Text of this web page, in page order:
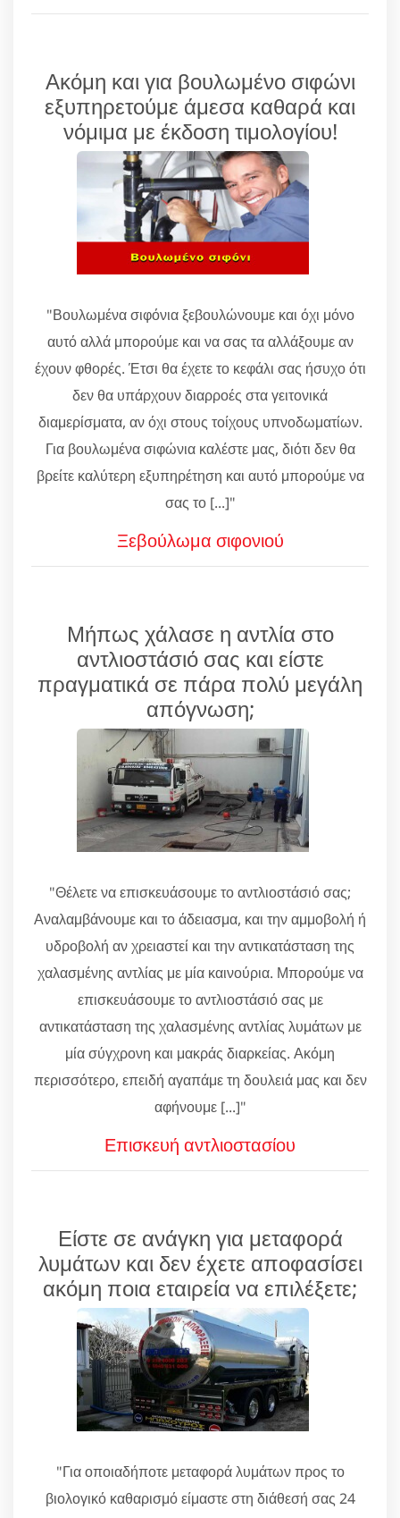
Ακόμη και για βουλωμένο σιφώνι
εξυπηρετούμε άμεσα καθαρά και
νόμιμα με έκδοση τιμολογίου!
"Βουλωμένα σιφόνια ξεβουλώνουμε και όχι μόνο
αυτό αλλά μπορούμε και να σας τα αλλάξουμε αν
έχουν φθορές. Έτσι θα έχετε το κεφάλι σας ήσυχο ότι
δεν θα υπάρχουν διαρροές στα γειτονικά
διαμερίσματα, αν όχι στους τοίχους υπνοδωματίων.
Για βουλωμένα σιφώνια καλέστε μας, διότι δεν θα
βρείτε καλύτερη εξυπηρέτηση και αυτό μπορούμε να
σας το [...]"
Ξεβούλωμα σιφονιού
Μήπως χάλασε η αντλία στο
αντλιοστάσιό σας και είστε
πραγματικά σε πάρα πολύ μεγάλη
απόγνωση;
"Θέλετε να επισκευάσουμε το αντλιοστάσιό σας;
Αναλαμβάνουμε και το άδειασμα, και την αμμοβολή ή
υδροβολή αν χρειαστεί και την αντικατάσταση της
χαλασμένης αντλίας με μία καινούρια. Μπορούμε να
επισκευάσουμε το αντλιοστάσιό σας με
αντικατάσταση της χαλασμένης αντλίας λυμάτων με
μία σύγχρονη και μακράς διαρκείας. Ακόμη
περισσότερο, επειδή αγαπάμε τη δουλειά μας και δεν
αφήνουμε [...]"
Επισκευή αντλιοστασίου
Είστε σε ανάγκη για μεταφορά
λυμάτων και δεν έχετε αποφασίσει
ακόμη ποια εταιρεία να επιλέξετε;
"Για οποιαδήποτε μεταφορά λυμάτων προς το
βιολογικό καθαρισμό είμαστε στη διάθεσή σας 24